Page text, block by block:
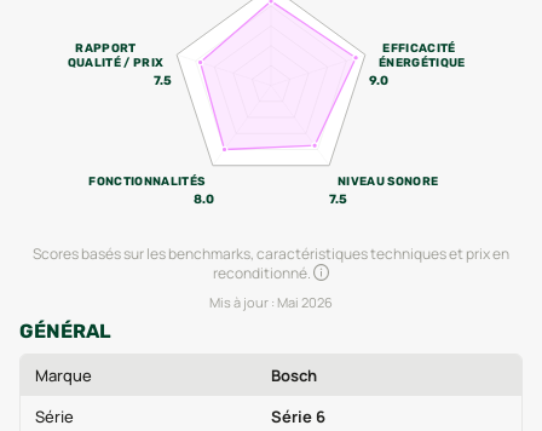
EFFICACITÉ
ÉNERGÉTIQUE
9.0
NIVEAU SONORE
7.5
FONCTIONNALITÉS
8.0
RAPPORT
QUALITÉ / PRIX
7.5
Scores basés sur les benchmarks, caractéristiques techniques et prix en
reconditionné.
Mis à jour : Mai 2026
GÉNÉRAL
Marque
Bosch
Série
Série 6